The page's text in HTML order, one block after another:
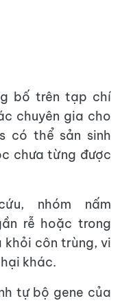
bố trên tạp chí
chuyên gia cho
có thể sản sinh
chưa từng được
nhóm nấm
rễ hoặc trong
côn trùng, vi
khác.
tự bộ gene của